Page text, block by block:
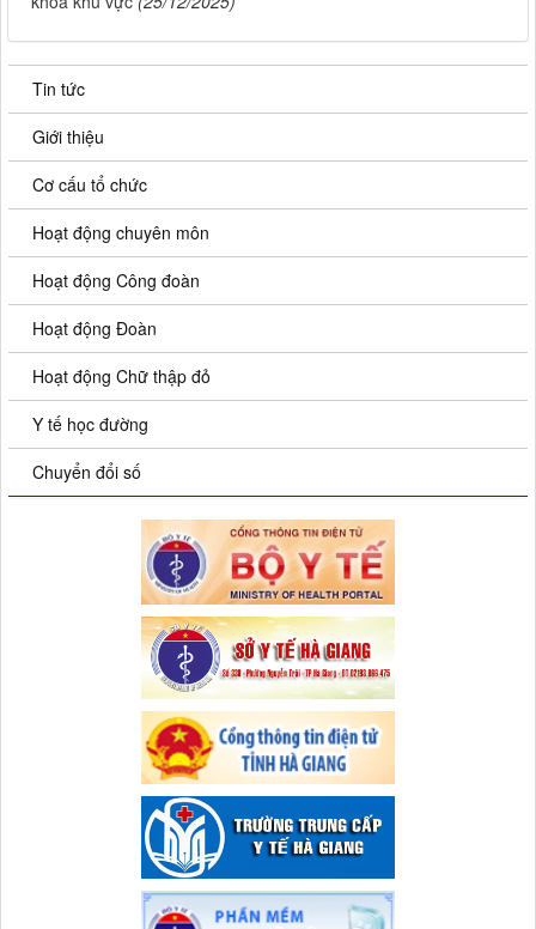
Tin tức
Giới thiệu
Cơ cấu tổ chức
Hoạt động chuyên môn
Hoạt động Công đoàn
Hoạt động Đoàn
Hoạt động Chữ thập đỏ
Y tế học đường
Chuyển đổi số